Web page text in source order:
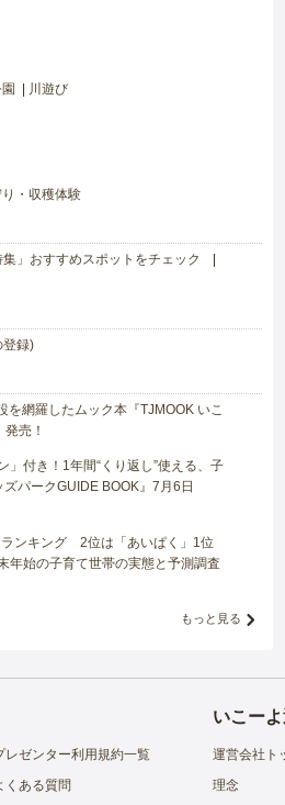
川遊び
・収穫体験
」おすすめスポットをチェック
登録)
を網羅したムック本『TJMOOK いこ
売！
」付き！1年間“くり返し”使える、子
パークGUIDE BOOK』7月6日
ンキング 2位は「あいぱく」1位
年始の子育て世帯の実態と予測調査
もっと見る
レゼンター利用規約一覧
くある質問
いこー
運営会社ト
理念